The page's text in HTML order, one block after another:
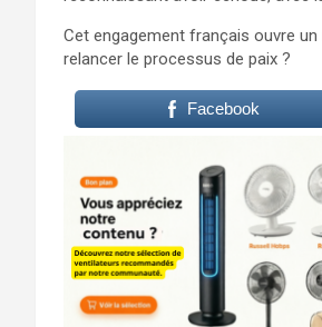
Cet engagement français ouvre
relancer le processus de paix ?
Facebook